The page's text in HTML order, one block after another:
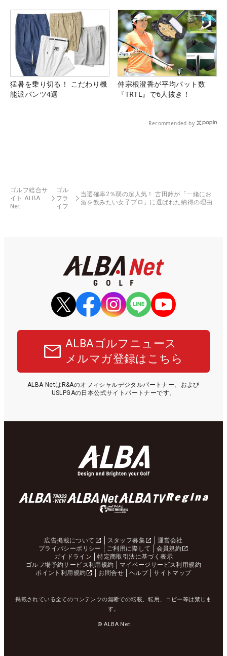
猛暑を乗り切る！ こだわり機
能派パンツ4選
仲宗根澄香が平均パット数
『TRTL』で6人抜き！
Recommended by
ゴルフ総合サ
イト ALBA
Net
ゴル
フラ
イフ
当選確率2％弱の超人気！ 吉田鈴が「一緒にお
酒を飲みたい女子プロ」に選ばれた納得の理由
ALBAゴルフニュース
メルマガ登録はこちら
ALBA NetはR&Aのオフィシャルデジタルパートナー、および
USLPGAの日本公式サイトパートナーです。
広告掲載について スタッフ募集
運営会社
プライバシーポリシー
ご利用に際して
会員規約
ガイドライン
特定商取引法に基づく表示
ゴルフ場予約サービス利用規約
マイページサービス利用規約
ポイント利用規約
お問合せ ヘルプ サイトマップ
掲載されている全てのコンテンツの無断での転載、転用、コピー等は禁じま
す。
© ALBA Net